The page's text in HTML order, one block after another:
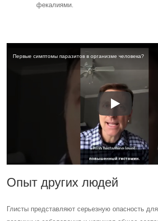
фекалиями.
Первые симптомы паразитов в организме человека?
Опыт других людей
Глисты представляют серьезную опасность